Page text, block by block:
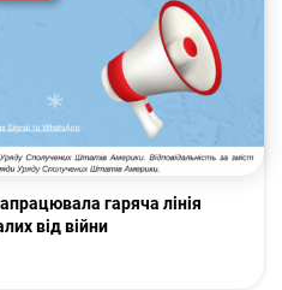
гаряча лінія
від війни